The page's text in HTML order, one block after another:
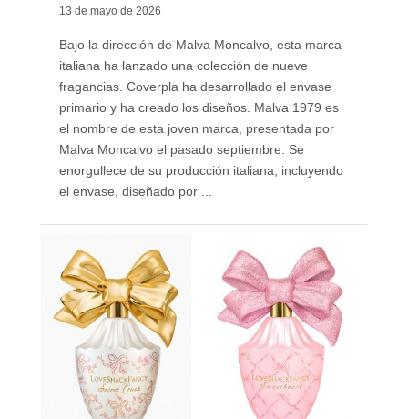
13 de mayo de 2026
Bajo la dirección de Malva Moncalvo, esta marca
italiana ha lanzado una colección de nueve
fragancias. Coverpla ha desarrollado el envase
primario y ha creado los diseños. Malva 1979 es
el nombre de esta joven marca, presentada por
Malva Moncalvo el pasado septiembre. Se
enorgullece de su producción italiana, incluyendo
el envase, diseñado por ...